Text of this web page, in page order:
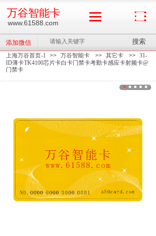
上海万谷首页-1 >> 万谷智能卡 >> 其它卡 >> 31-
ID薄卡TK4100芯片卡白卡门禁卡考勤卡感应卡射频卡@
门禁卡
添加微信 搜索
www.61588.com
万谷智能卡